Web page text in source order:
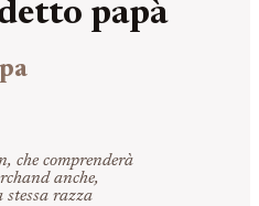
papà
che comprenderà
anche,
stessa razza